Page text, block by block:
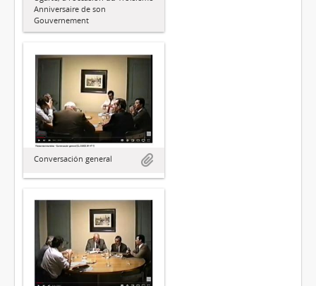
Anniversaire de son
Gouvernement
Conversación general